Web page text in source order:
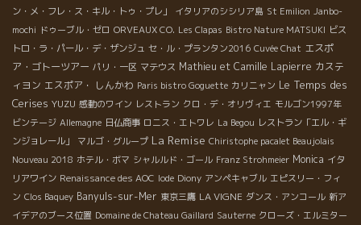
ン・メ・フレ・ス・キル・トゥ・プレ」
イタリアのシシリア島 St Emilion Janbo-
mochi ドゥーブル・ゼロ ORVEAUX CO. Les Clapas Bistro Nature MATSUKI ビス
トロ・ラ・パール・デ・ザンジュ セ・ル・プランタン2016 Cuvée Chat エスポ
ア・ゴトーツアー パリ・一区 マテウス Mathieu et Camille Lapierre カステ
ィヨン エスポア・ しんかわ Paris bistro Goguette カリニャン Le Temps des
Cerises YUZU 感動のワイン レストラン クロ・デ・オリヴィエ モルゴン1997年
ビンテージ Allemagne 日仏商事 ロニス・エトワレ La Begou レストラン「エル・ギ
ンジョレール」
マルゴ・グループ La Remise Chiristophe pacalet Beaujolais
Nouveau 2018 ホテル・ボマ シャルルド・ゴール Franz Strohmeier Monica イタ
リアワイン Renaissance des AOC Iode Diony アンペキャブル エピスリー・フィ
ン Clos Baquey Banyuls-sur-Mer 東京三鷹 LA VIGNE ダンス・アンコール 新ア
イデアのブース位置 Domaine de Chateau Gaillard Sauterne クローズ・エルミター